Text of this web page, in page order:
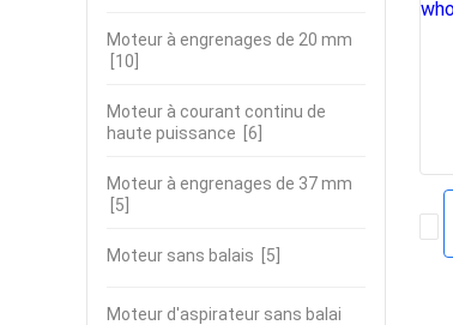
Moteur à engrenages de 20 mm
[10]
Moteur à courant continu de
haute puissance [6]
Moteur à engrenages de 37 mm
[5]
Moteur sans balais [5]
Moteur d'aspirateur sans balai